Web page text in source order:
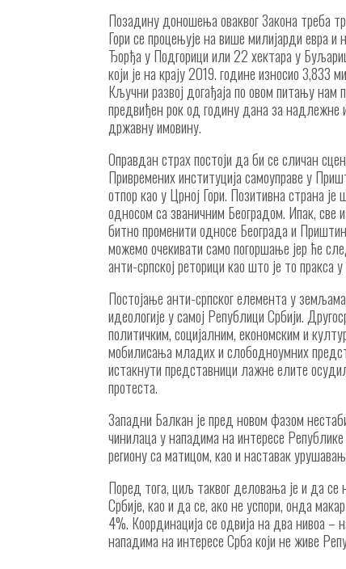
Позадину доношења оваквог Закона треба
Гори се процењује на више милијарди евра
Ђорђа у Подгорици или 22 хектара у
који је на крају 2019. године износио
Кључни развој догађаја по овом питању нам
предвиђен рок од годину дана за надлежне
државну имовину.
Оправдан страх постоји да би се сличан
Привремених институција самоуправе у
отпор као у Црној Гори. Позитивна страна
односом са званичним Београдом. Ипак,
битно променити односе Београда и
можемо очекивати само погоршање јер ће
анти-српској реторици као што је то пракса
Постојање анти-српског елемента у
идеологије у самој Републици Србији.
политичким, социјалним, економским и
мобилисања младих и слободноумних
истакнути представници лажне елите
протеста.
Западни Балкан је пред новом фазом
чинилаца у нападима на интересе
региону са матицом, као и наставак
Поред тога, циљ таквог деловања је и да се
Србије, као и да се, ако не успори, онда
4%. Координација се одвија на два нивоа –
нападима на интересе Срба који не живе